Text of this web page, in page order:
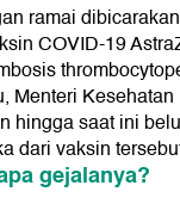
ramai
COVID-19
Menteri
hingga saat ini
dari vaksin
gejalanya?